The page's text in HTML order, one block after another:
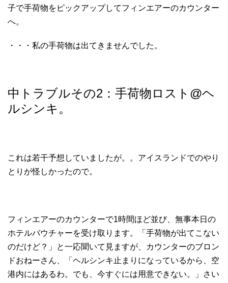
子で手荷物をピックアップしてフィンエアーのカウンター
へ。
・・・私の手荷物は出てきませんでした。
中トラブルその2：手荷物ロスト@ヘ
ルシンキ。
これは若干予想していましたが。。アイスランドでのやり
とりが怪しかったので。
フィンエアーのカウンターで1時間ほど並び、無事本日の
ホテルバウチャーを受け取ります。「手荷物が出てこない
のだけど？」と一応聞いて見ますが、カウンターのブロン
ドおねーさん、「ヘルシンキ止まりになっているから、空
港内にはあるわ。でも、今すぐには用意できない。」さい